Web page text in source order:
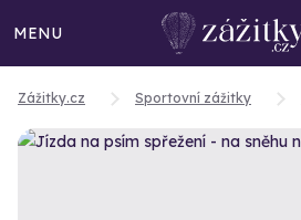
MENU
Zážitky.cz Sportovní zážitky